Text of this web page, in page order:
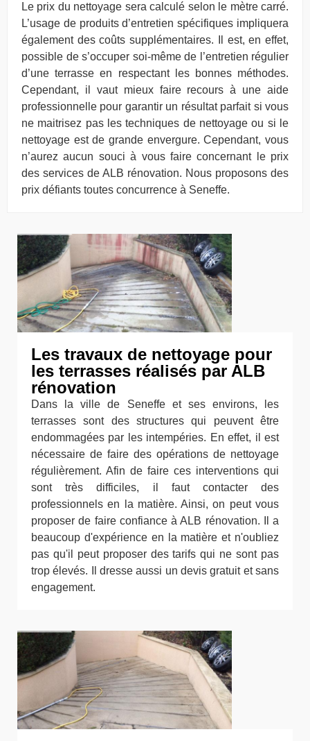
Le prix du nettoyage sera calculé selon le mètre carré.
L’usage de produits d’entretien spécifiques impliquera
également des coûts supplémentaires. Il est, en effet,
possible de s’occuper soi-même de l’entretien régulier
d’une terrasse en respectant les bonnes méthodes.
Cependant, il vaut mieux faire recours à une aide
professionnelle pour garantir un résultat parfait si vous
ne maitrisez pas les techniques de nettoyage ou si le
nettoyage est de grande envergure. Cependant, vous
n’aurez aucun souci à vous faire concernant le prix
des services de ALB rénovation. Nous proposons des
prix défiants toutes concurrence à Seneffe.
Les travaux de nettoyage pour
les terrasses réalisés par ALB
rénovation
Dans la ville de Seneffe et ses environs, les
terrasses sont des structures qui peuvent être
endommagées par les intempéries. En effet, il est
nécessaire de faire des opérations de nettoyage
régulièrement. Afin de faire ces interventions qui
sont très difficiles, il faut contacter des
professionnels en la matière. Ainsi, on peut vous
proposer de faire confiance à ALB rénovation. Il a
beaucoup d'expérience en la matière et n'oubliez
pas qu'il peut proposer des tarifs qui ne sont pas
trop élevés. Il dresse aussi un devis gratuit et sans
engagement.